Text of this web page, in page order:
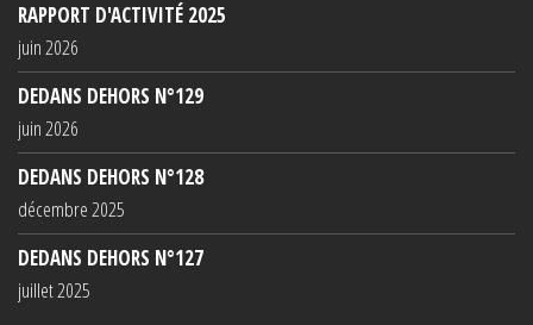
RAPPORT D'ACTIVITÉ 2025
juin 2026
DEDANS DEHORS N°129
juin 2026
DEDANS DEHORS N°128
décembre 2025
DEDANS DEHORS N°127
juillet 2025